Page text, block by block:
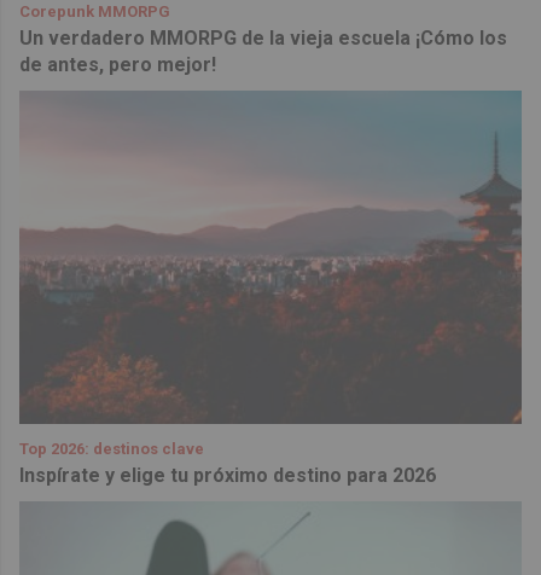
Corepunk MMORPG
Un verdadero MMORPG de la vieja escuela ¡Cómo los
de antes, pero mejor!
Top 2026: destinos clave
Inspírate y elige tu próximo destino para 2026